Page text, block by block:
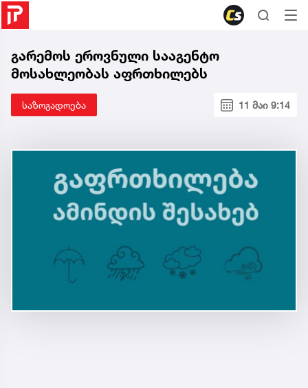
გარემოს ეროვნული სააგენტო
მოსახლეობას აფრთხილებს
საზოგადოება 11 მაი 9:14